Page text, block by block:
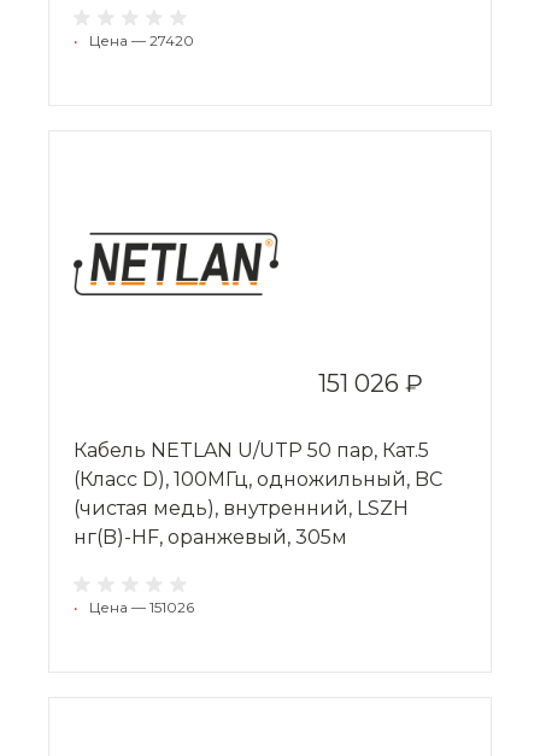
• Цена — 27420
151 026 ₽
Кабель NETLAN U/UTP 50 пар, Кат.5
(Класс D), 100МГц, одножильный, BC
(чистая медь), внутренний, LSZH
нг(B)-HF, оранжевый, 305м
• Цена — 151026